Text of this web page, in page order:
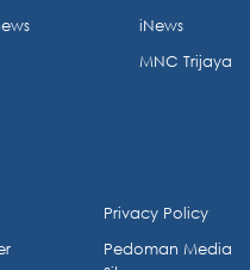
iNews
MNC Trijaya
Privacy Policy
Pedoman Media